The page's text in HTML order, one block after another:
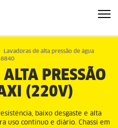
Lavadoras de alta pressão de água
PRESSÃO
(220V)
baixo desgaste e alta
uso continuo e diário. Chassi em